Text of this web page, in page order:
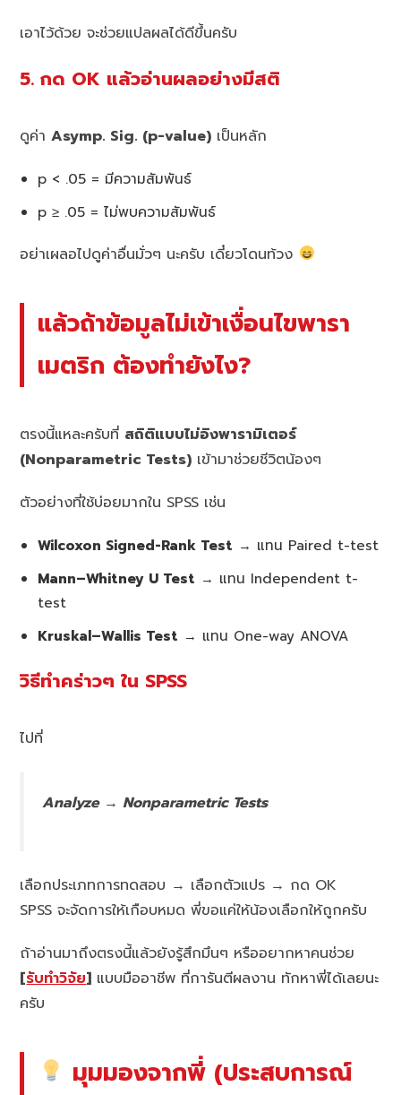
เอาไว้ด้วย จะช่วยแปลผลได้ดีขึ้นครับ
5. กด OK แล้วอ่านผลอย่างมีสติ
ดูค่าAsymp. Sig. (p-value) เป็นหลัก
p < .05 = มีความสัมพันธ์
p ≥ .05 = ไม่พบความสัมพันธ์
อย่าเผลอไปดูค่าอื่นมั่วๆ นะครับ เดี๋ยวโดนท้วง
แล้วถ้าข้อมูลไม่เข้าเงื่อนไขพารา
เมตริก ต้องทำยังไง?
ตรงนี้แหละครับที่ สถิติแบบไม่อิงพารามิเตอร์
(Nonparametric Tests) เข้ามาช่วยชีวิตน้องๆ
ตัวอย่างที่ใช้บ่อยมากใน SPSS เช่น
Wilcoxon Signed-Rank Test → แทน Paired t-test
Mann–Whitney U Test → แทน Independent t-
test
Kruskal–Wallis Test → แทน One-way ANOVA
วิธีทำคร่าวๆ ใน SPSS
ไปที่
Analyze → Nonparametric Tests
เลือกประเภทการทดสอบ → เลือกตัวแปร → กด OK
SPSS จะจัดการให้เกือบหมด พี่ขอแค่ให้น้องเลือกให้ถูกครับ
ถ้าอ่านมาถึงตรงนี้แล้วยังรู้สึกมึนๆ หรืออยากหาคนช่วย
[รับทำวิจัย] แบบมืออาชีพ ที่การันตีผลงาน ทักหาพี่ได้เลยนะ
ครับ
มุมมองจากพี่ (ประสบการณ์